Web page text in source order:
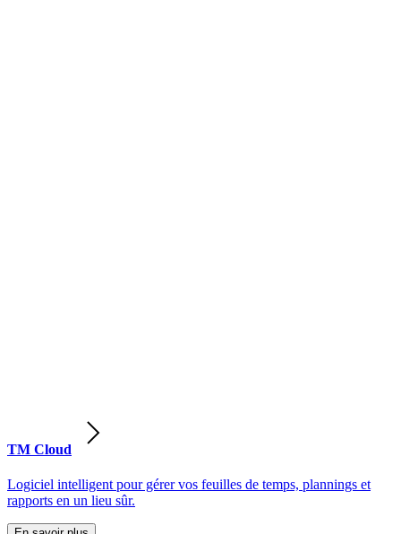
TM Cloud
Logiciel intelligent pour gérer vos feuilles de temps, plannings et
rapports en un lieu sûr.